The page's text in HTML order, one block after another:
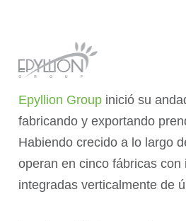
Epyllion Group inició su
fabricando y exportando
Habiendo crecido a lo largo
operan en cinco fábricas con
integradas verticalmente de